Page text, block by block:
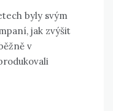
byly svým
jak zvýšit
v